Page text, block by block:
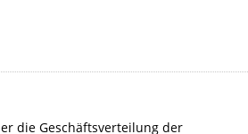
die Geschäftsverteilung der